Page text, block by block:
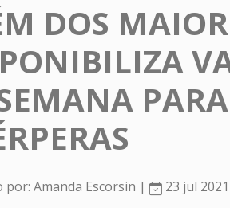
DOS
por: Amanda Escorsin | 23 jul 2021